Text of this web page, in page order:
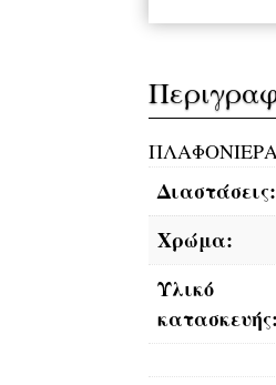
Διαστάσεις:
Χρώμα:
Υλικό
κατασκευής: